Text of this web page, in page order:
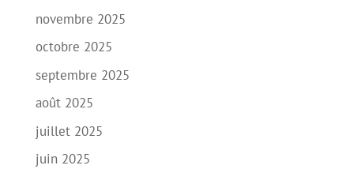
novembre 2025
octobre 2025
septembre 2025
août 2025
juillet 2025
juin 2025